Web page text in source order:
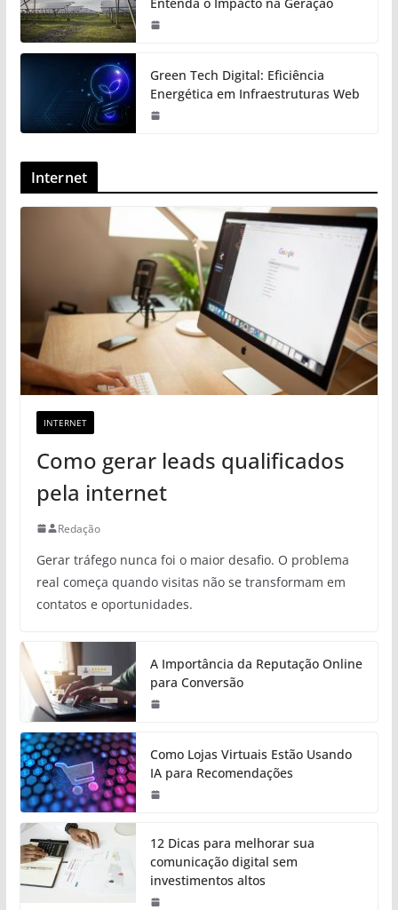
Green Tech Digital: Eficiência
Energética em Infraestruturas Web
Internet
INTERNET
Como gerar leads qualificados
pela internet
Redação
Gerar tráfego nunca foi o maior desafio. O problema
real começa quando visitas não se transformam em
contatos e oportunidades.
A Importância da Reputação Online
para Conversão
Como Lojas Virtuais Estão Usando
IA para Recomendações
12 Dicas para melhorar sua
comunicação digital sem
investimentos altos